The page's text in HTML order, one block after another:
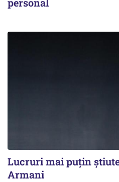
personal
Lucruri mai puțin
Armani